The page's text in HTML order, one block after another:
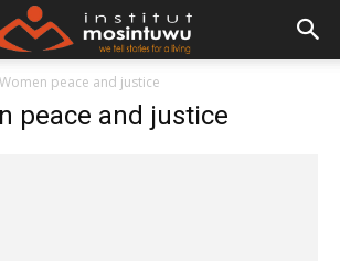
Women peace and justice
peace and justice